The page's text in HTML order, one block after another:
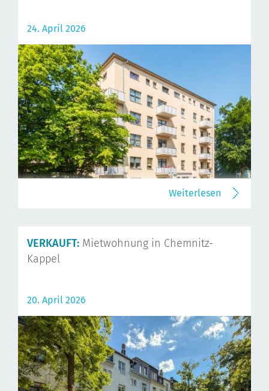
24. April 2026
Weiterlesen
VERKAUFT: Mietwohnung in Chemnitz-
Kappel
20. April 2026